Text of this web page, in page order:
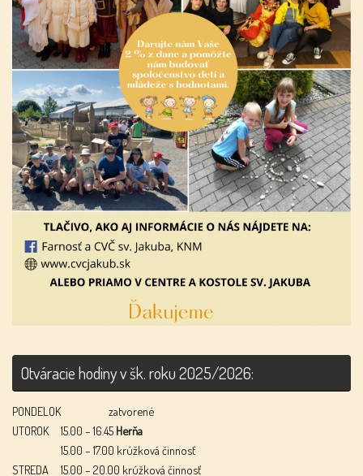
Otváracie hodiny v šk. roku 2025/2026:
PONDELOK
zatvorené
UTOROK
15.00 – 16.45 Herňa
15.00 – 17.00 krúžková činnosť
STREDA
15.00 – 20.00 krúžková činnosť